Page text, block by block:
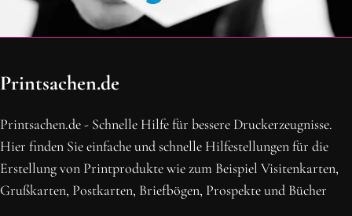
OH SCHON AM ENDE ANGEKOMMEN
BLEIBE MIT UNS IN VERBINDUNG!
Erhalte die neusten Beiträge, sichere dir Top-Angebote und
abonniere unseren Newsletter.
NEWSLETTER ABONNIEREN
Printsachen.de
Printsachen.de - Schnelle Hilfe für bessere Druckerzeugnisse.
Hier finden Sie einfache und schnelle Hilfestellungen für die
Erstellung von Printprodukte wie zum Beispiel Visitenkarten,
Grußkarten, Postkarten, Briefbögen, Prospekte und Bücher